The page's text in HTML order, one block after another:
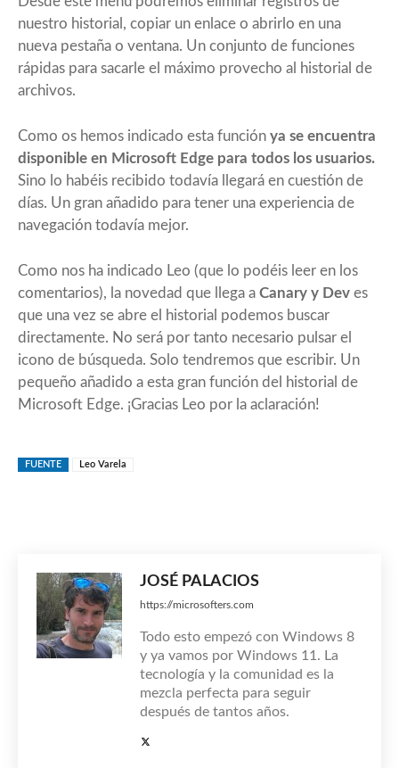
nuestro historial, copiar un enlace o abrirlo en una
nueva pestaña o ventana. Un conjunto de funciones
rápidas para sacarle el máximo provecho al historial de
archivos.
Como os hemos indicado esta función ya se encuentra
disponible en Microsoft Edge para todos los usuarios.
Sino lo habéis recibido todavía llegará en cuestión de
días. Un gran añadido para tener una experiencia de
navegación todavía mejor.
Como nos ha indicado Leo (que lo podéis leer en los
comentarios), la novedad que llega a Canary y Dev es
que una vez se abre el historial podemos buscar
directamente. No será por tanto necesario pulsar el
icono de búsqueda. Solo tendremos que escribir. Un
pequeño añadido a esta gran función del historial de
Microsoft Edge. ¡Gracias Leo por la aclaración!
FUENTE Leo Varela
JOSÉ PALACIOS
https://microsofters.com
Todo esto empezó con Windows 8
y ya vamos por Windows 11. La
tecnología y la comunidad es la
mezcla perfecta para seguir
después de tantos años.